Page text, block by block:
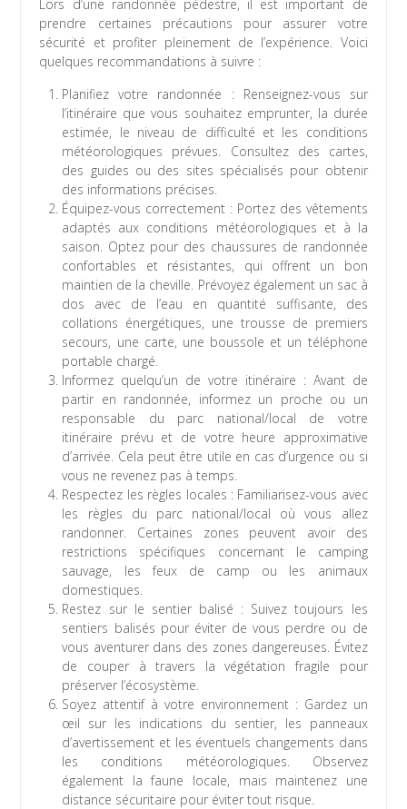
Lors d’une randonnée pédestre, il est important de
prendre certaines précautions pour assurer votre
sécurité et profiter pleinement de l’expérience. Voici
quelques recommandations à suivre :
Planifiez votre randonnée : Renseignez-vous sur
l’itinéraire que vous souhaitez emprunter, la durée
estimée, le niveau de difficulté et les conditions
météorologiques prévues. Consultez des cartes,
des guides ou des sites spécialisés pour obtenir
des informations précises.
Équipez-vous correctement : Portez des vêtements
adaptés aux conditions météorologiques et à la
saison. Optez pour des chaussures de randonnée
confortables et résistantes, qui offrent un bon
maintien de la cheville. Prévoyez également un sac à
dos avec de l’eau en quantité suffisante, des
collations énergétiques, une trousse de premiers
secours, une carte, une boussole et un téléphone
portable chargé.
Informez quelqu’un de votre itinéraire : Avant de
partir en randonnée, informez un proche ou un
responsable du parc national/local de votre
itinéraire prévu et de votre heure approximative
d’arrivée. Cela peut être utile en cas d’urgence ou si
vous ne revenez pas à temps.
Respectez les règles locales : Familiarisez-vous avec
les règles du parc national/local où vous allez
randonner. Certaines zones peuvent avoir des
restrictions spécifiques concernant le camping
sauvage, les feux de camp ou les animaux
domestiques.
Restez sur le sentier balisé : Suivez toujours les
sentiers balisés pour éviter de vous perdre ou de
vous aventurer dans des zones dangereuses. Évitez
de couper à travers la végétation fragile pour
préserver l’écosystème.
Soyez attentif à votre environnement : Gardez un
œil sur les indications du sentier, les panneaux
d’avertissement et les éventuels changements dans
les conditions météorologiques. Observez
également la faune locale, mais maintenez une
distance sécuritaire pour éviter tout risque.